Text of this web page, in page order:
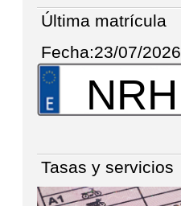
Última matrícula
Fecha:23/07/2026
NRH
Tasas y servicios